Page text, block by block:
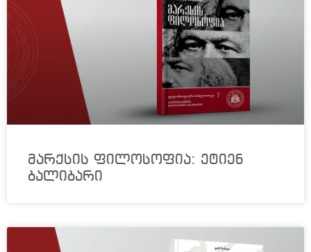
მარქსის ფილოსოფია: ეტიენ
ბალიბარი